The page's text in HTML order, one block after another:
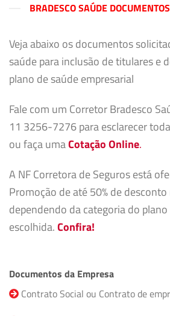
BRADESCO SAÚDE
Veja abaixo os documentos
saúde para inclusão de titulares e
plano de saúde empresarial
Fale com um Corretor Bradesco
11 3256-7276 para esclarecer
ou faça umaCotação Online.
A NF Corretora de Seguros está
Promoção de até 50% de
dependendo da categoria do
escolhida.Confira!
Documentos da Empresa
Contrato Social ou Contrato de